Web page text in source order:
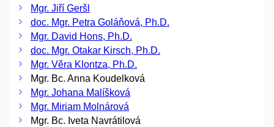
Mgr. Jiří Geršl
doc. Mgr. Petra Goláňová, Ph.D.
Mgr. David Hons, Ph.D.
doc. Mgr. Otakar Kirsch, Ph.D.
Mgr. Věra Klontza, Ph.D.
Mgr. Bc. Anna Koudelková
Mgr. Johana Malíšková
Mgr. Miriam Molnárová
Mgr. Bc. Iveta Navrátilová